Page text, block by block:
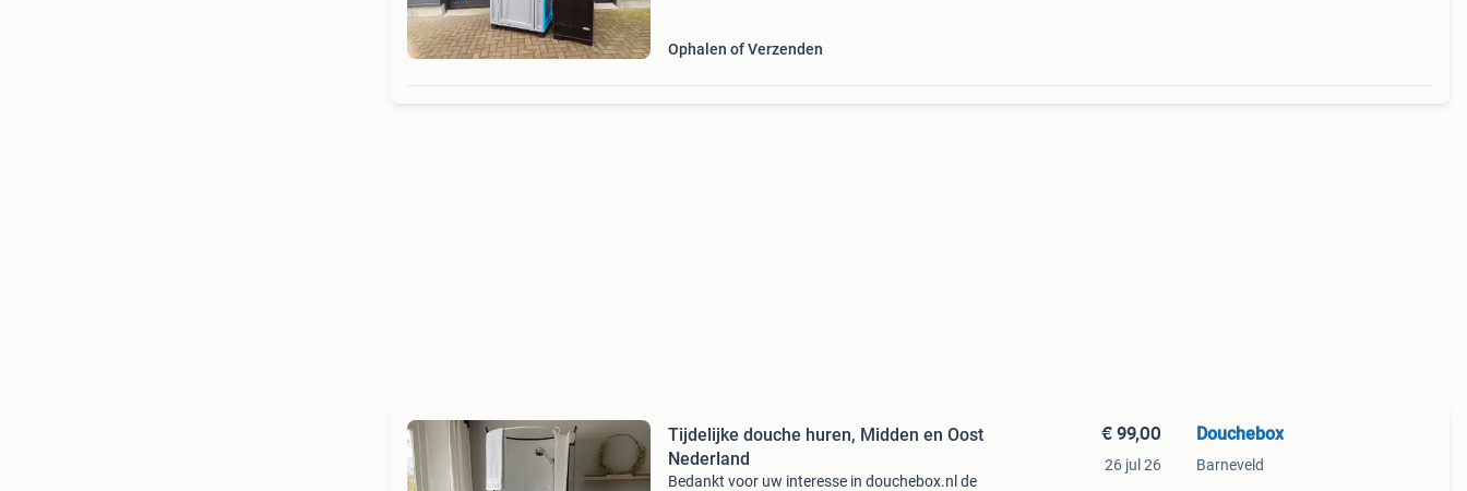
Ophalen of Verzenden
Tijdelijke douche huren, Midden en Oost
Nederland
Bedankt voor uw interesse in douchebox.nl de
€ 99,00
26 jul 26
Douchebox
Barneveld